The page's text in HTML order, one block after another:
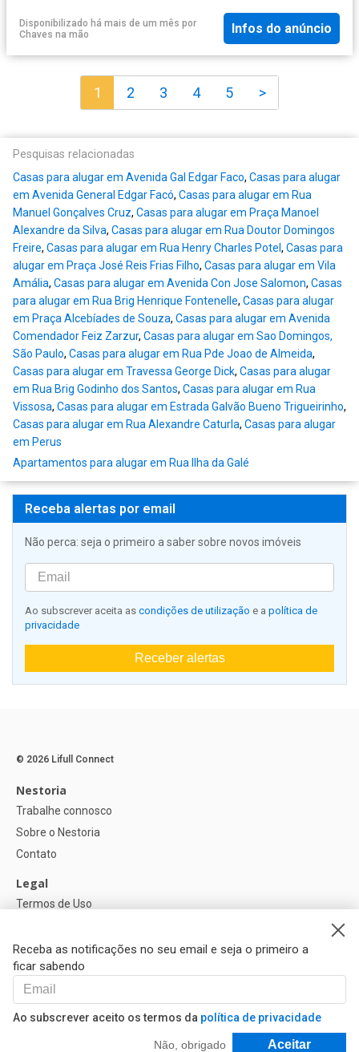
Disponibilizado há mais de um mês por
Chaves na mão
Infos do anúncio
1 2 3 4 5 >
Pesquisas relacionadas
Casas para alugar em Avenida Gal Edgar Faco, Casas para alugar
em Avenida General Edgar Facó, Casas para alugar em Rua
Manuel Gonçalves Cruz, Casas para alugar em Praça Manoel
Alexandre da Silva, Casas para alugar em Rua Doutor Domingos
Freire, Casas para alugar em Rua Henry Charles Potel , Casas para
alugar em Praça José Reis Frias Filho, Casas para alugar em Vila
Amália, Casas para alugar em Avenida Con Jose Salomon, Casas
para alugar em Rua Brig Henrique Fontenelle, Casas para alugar
em Praça Alcebíades de Souza, Casas para alugar em Avenida
Comendador Feiz Zarzur, Casas para alugar em Sao Domingos,
São Paulo, Casas para alugar em Rua Pde Joao de Almeida,
Casas para alugar em Travessa George Dick, Casas para alugar
em Rua Brig Godinho dos Santos, Casas para alugar em Rua
Vissosa, Casas para alugar em Estrada Galvão Bueno Trigueirinho,
Casas para alugar em Rua Alexandre Caturla, Casas para alugar
em Perus
Apartamentos para alugar em Rua Ilha da Galé
Receba alertas por email
Não perca: seja o primeiro a saber sobre novos imóveis
Ao subscrever aceita as condições de utilização e a política de
privacidade
Receber alertas
Receba as notificações no seu email e seja o primeiro a
ficar sabendo
Ao subscrever aceito os termos da política de privacidade
Não, obrigado Aceitar
Filtrar e Classificar
© 2026 Lifull Connect
Nestoria
Trabalhe connosco
Sobre o Nestoria
Contato
Legal
Termos de Uso
Política de Cookies
Ajuda
FAQ
Nossos Parceiros